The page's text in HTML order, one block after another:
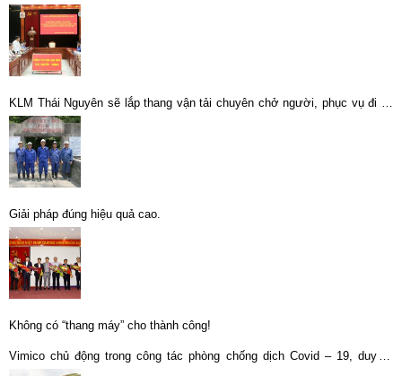
năm 2022 tại Công ty cổ phần KLM Thái Nguyên -Vimico
KLM Thái Nguyên sẽ lắp thang vận tải chuyên chở người, phục vụ đi lại
cho thợ lò Làng Hích
Giải pháp đúng hiệu quả cao.
Không có “thang máy” cho thành công!
Vimico chủ động trong công tác phòng chống dịch Covid – 19, duy trì
SXKD ổn định